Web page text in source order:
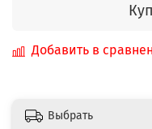
Добавить в
Выбрать